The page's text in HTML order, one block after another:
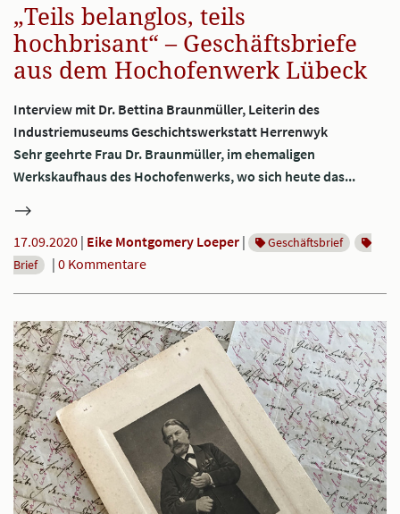
„Teils belanglos, teils
hochbrisant“ – Geschäftsbriefe
aus dem Hochofenwerk Lübeck
Interview mit Dr. Bettina Braunmüller, Leiterin des
Industriemuseums Geschichtswerkstatt Herrenwyk
Sehr geehrte Frau Dr. Braunmüller, im ehemaligen
Werkskaufhaus des Hochofenwerks, wo sich heute das...
17.09.2020 | Eike Montgomery Loeper |
Geschäftsbrief
Brief
| 0 Kommentare